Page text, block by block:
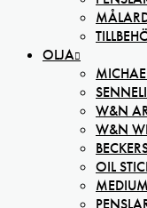
OLJA
W&N
W&N
OIL